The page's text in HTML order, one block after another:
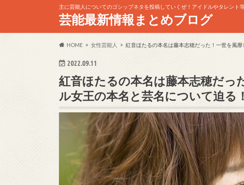
主に芸能人についてのゴシップネタを投稿していくぜ！アイドルやタレント
芸能最新情報まとめブログ
HOME 女性芸能人 紅音ほたるの本名は藤本志穂だった！一世を風
2022.09.11
紅音ほたるの本名は藤本志穂だっ
ル女王の本名と芸名について迫る！